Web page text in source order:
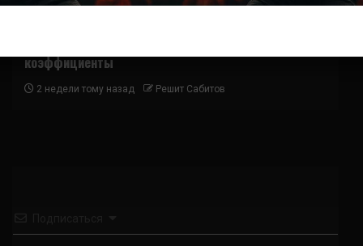
коэффициенты
2 недели тому назад Решит Сабитов